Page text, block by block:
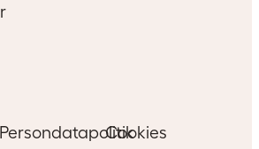
PersondatapolitikCookies